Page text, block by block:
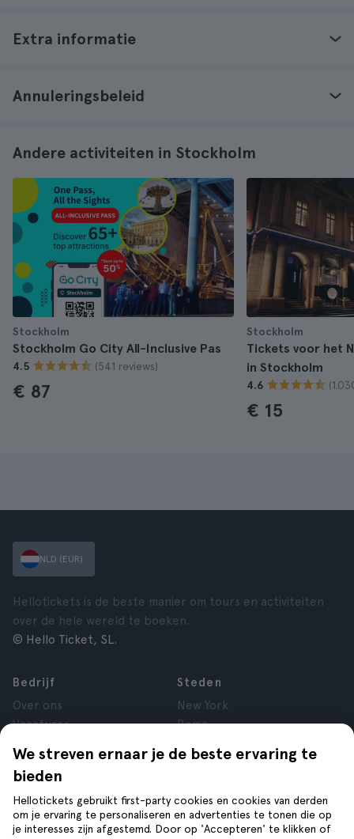
Extra informatie
Annuleringsbeleid
Andere activiteiten in Stockholm
Stockholm
Stockholm Go City All-Inclusive Pas
4.5 (541 reviews)
€ 87
Stockholm
Tickets voor het
in Stockholm
4.6
€ 15
We streven ernaar je de beste ervaring te
bieden
Hellotickets gebruikt first-party cookies en cookies van derden
om je ervaring te personaliseren en advertenties te tonen die op
je interesses zijn afgestemd. Door op 'Accepteren' te klikken of
NLD (EUR)
Hellotickets is de beste manier om tours en activiteiten
over de hele wereld te boeken.
© Hello Ticket, SL.
Bedrijf
Over ons
Vacatures
Reviews
Privacy
Voorwaarden
Juridische kennisgeving
Steden
New York
Rome
Londen
Krakau
Tenerife